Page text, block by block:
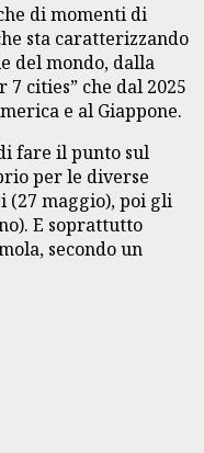
di momenti di
sta caratterizzando
del mondo, dalla
cities” che dal 2025
e al Giappone.
fare il punto sul
per le diverse
(27 maggio), poi gli
E soprattutto
secondo un